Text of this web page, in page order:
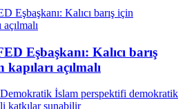
Eşbaşkanı: Kalıcı barış
açılmalı